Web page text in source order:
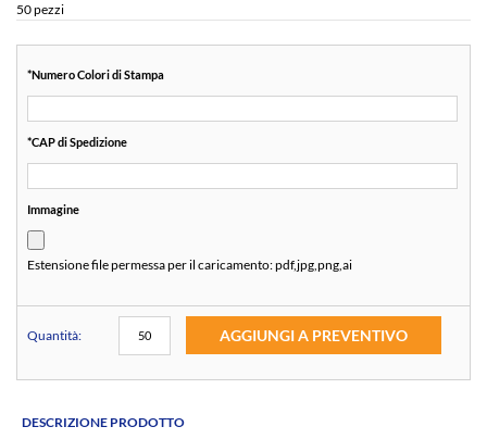
50 pezzi
*Numero Colori di Stampa
*CAP di Spedizione
Immagine
Estensione file permessa per il caricamento:pdf,jpg,png,ai
Quantità: AGGIUNGI A PREVENTIVO
DESCRIZIONE PRODOTTO